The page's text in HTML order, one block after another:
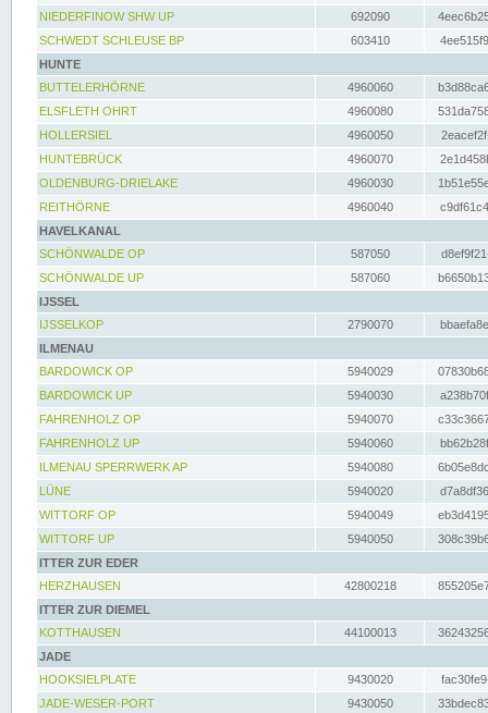
NIEDERFINOW SHW UP
692090
SCHWEDT SCHLEUSE BP
603410
HUNTE
BUTTELERHÖRNE
4960060
ELSFLETH OHRT
4960080
HOLLERSIEL
4960050
HUNTEBRÜCK
4960070
OLDENBURG-DRIELAKE
4960030
REITHÖRNE
4960040
HAVELKANAL
SCHÖNWALDE OP
587050
SCHÖNWALDE UP
587060
IJSSEL
IJSSELKOP
2790070
ILMENAU
BARDOWICK OP
5940029
BARDOWICK UP
5940030
FAHRENHOLZ OP
5940070
FAHRENHOLZ UP
5940060
ILMENAU SPERRWERK AP
5940080
LÜNE
5940020
WITTORF OP
5940049
WITTORF UP
5940050
ITTER ZUR EDER
HERZHAUSEN
42800218
ITTER ZUR DIEMEL
KOTTHAUSEN
44100013
JADE
HOOKSIELPLATE
9430020
JADE-WESER-PORT
9430050